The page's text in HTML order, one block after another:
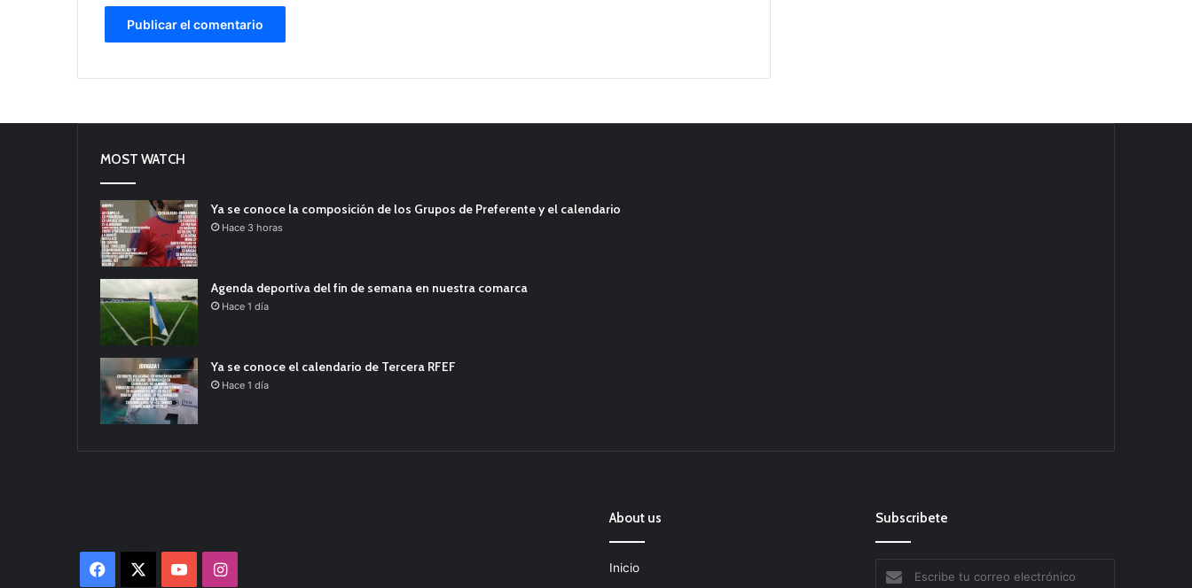
MOST WATCH
Ya se conoce la composición de los Grupos de Preferente y el calendario
Hace 3 horas
Agenda deportiva del fin de semana en nuestra comarca
Hace 1 día
Ya se conoce el calendario de Tercera RFEF
Hace 1 día
Facebook YouTubeInstagram
About us
Inicio
Subscribete